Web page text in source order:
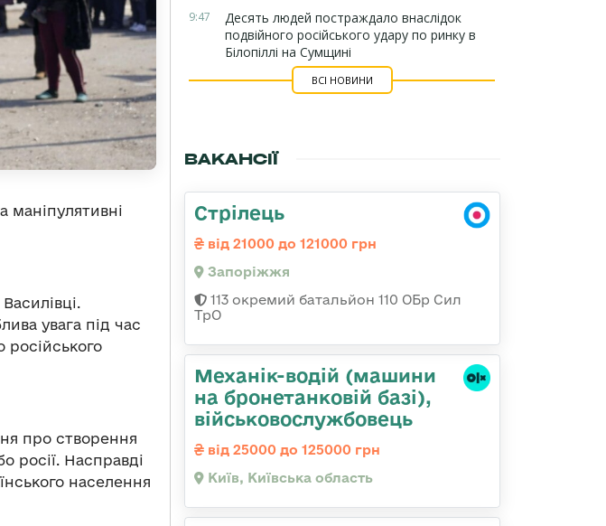
маніпулятивні
увага під час
російського
про створення
росії. Насправді
населення
9:47
Десять людей постраждало внаслідок
подвійного російського удару по ринку в
Білопіллі на Сумщині
ВСІ НОВИНИ
ВАКАНСІЇ
Стрілець
від 21000 до 121000 грн
Запоріжжя
113 окремий батальйон 110 ОБр Сил
ТрО
Механік-водій (машини
на бронетанковій базі),
військовослужбовець
від 25000 до 125000 грн
Київ, Київська область